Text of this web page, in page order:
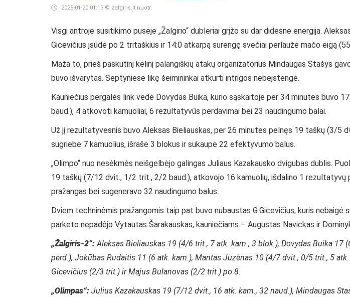
2025-01-20 01:13 © zalgiris.lt nuotr.
Visgi antroje susitikimo pusėje „Žalgirio“ dubleriai grįžo su dar didesne energija.
Gicevičius įsūdė po 2 tritaškius ir 14:0 atkarpą surengę svečiai perlaužė mačo eigą
Maža to, prieš paskutinį kėlinį palangiškių atakų organizatorius Mindaugas Stašys
buvo išvarytas. Septyniese likę šeimininkai atkurti intrigos nebeįstengė.
Kauniečius pergalės link vedė Dovydas Buika, kurio sąskaitoje per 34 minutes buvo
baud.), 4 atkovoti kamuoliai, 6 rezultatyvūs perdavimai bei 23 naudingumo balai.
Už jį rezultatyvesnis buvo Aleksas Bieliauskas, per 26 minutes pelnęs 19 taškų (3/5
sugriebė 7 kamuolius, išrašė 3 blokus ir sukaupė 22 efektyvumo balus.
„Olimpo“ nuo nesėkmės neišgelbėjo galingas Juliaus Kazakausko dvigubas dublis.
19 taškų (7/12 dvit., 1/2 trit., 2/2 baud.), atkovojo 16 kamuolių, išdalino 1 rezultatyvų
pražangas bei sugeneravo 32 naudingumo balus.
Dviem techninėmis pražangomis taip pat buvo nubaustas G.Gicevičius, kuris nebaigė
parketo nepadėjo Vytautas Šarakauskas, kauniečiams – Augustas Navickas ir
„Žalgiris-2“: Aleksas Bieliauskas 19 (4/6 trit., 7 atk. kam., 3 blok.), Dovydas Buika 17
perd.), Jokūbas Rudaitis 11 (6 atk. kam.), Mantas Juzėnas 10 (4/7 dvit., 0/5 trit., 5
Gicevičius (2/3 trit.) ir Majus Bulanovas (2/2 trit.) po 8.
„Olimpas“: Julius Kazakauskas 19 (7/12 dvit., 16 atk. kam., 32 naud.), Mindaugas